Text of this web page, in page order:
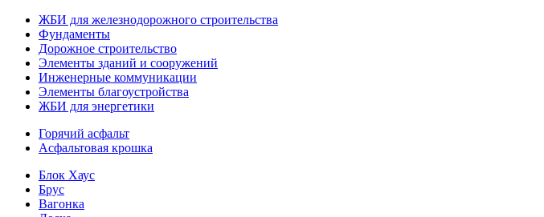
ЖБИ для железнодорожного строительства
Фундаменты
Дорожное строительство
Элементы зданий и сооружений
Инженерные коммуникации
Элементы благоустройства
ЖБИ для энергетики
Горячий асфальт
Асфальтовая крошка
Блок Хаус
Брус
Вагонка